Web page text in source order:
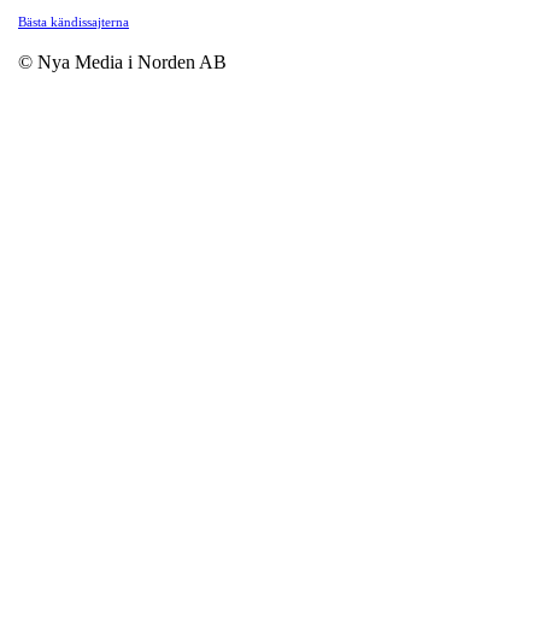
Bästa kändissajterna
© Nya Media i Norden AB